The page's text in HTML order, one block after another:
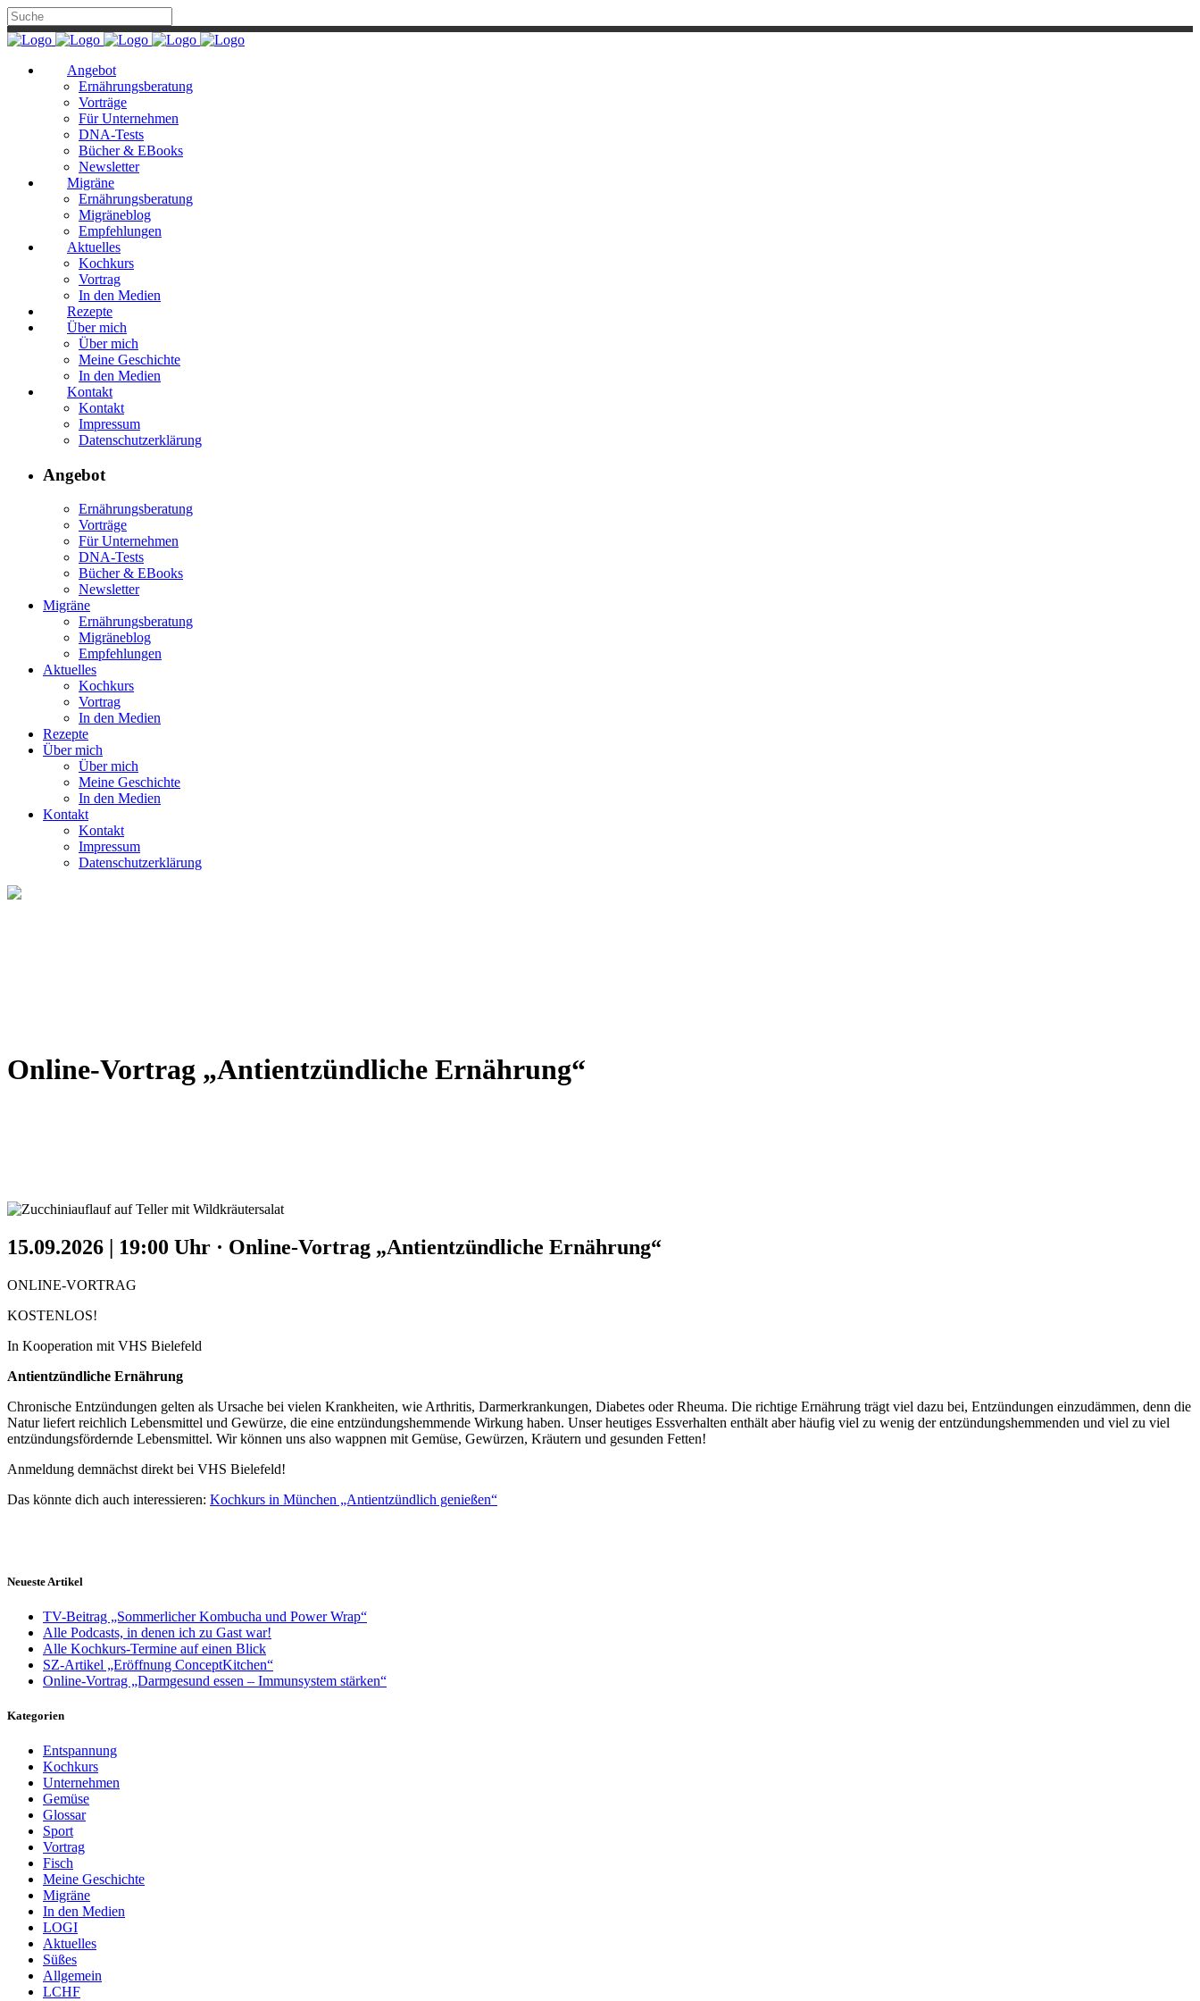
Angebot
Ernährungsberatung
Vorträge
Für Unternehmen
DNA-Tests
Bücher & EBooks
Newsletter
Migräne
Ernährungsberatung
Migräneblog
Empfehlungen
Aktuelles
Kochkurs
Vortrag
In den Medien
Rezepte
Über mich
Über mich
Meine Geschichte
In den Medien
Kontakt
Kontakt
Impressum
Datenschutzerklärung
Angebot
Ernährungsberatung
Vorträge
Für Unternehmen
DNA-Tests
Bücher & EBooks
Newsletter
Migräne
Ernährungsberatung
Migräneblog
Empfehlungen
Aktuelles
Kochkurs
Vortrag
In den Medien
Rezepte
Über mich
Über mich
Meine Geschichte
In den Medien
Kontakt
Kontakt
Impressum
Datenschutzerklärung
Online-Vortrag „Antientzündliche Ernährung“
15.09.2026 | 19:00 Uhr · Online-Vortrag „Antientzündliche Ernährung“
ONLINE-VORTRAG
KOSTENLOS!
In Kooperation mit VHS Bielefeld
Antientzündliche Ernährung
Chronische Entzündungen gelten als Ursache bei vielen Krankheiten, wie Arthritis, Darmerkrankungen, Diabetes oder Rheuma. Die richtige Ernährung trägt viel dazu bei, Entzündungen einzudämmen, denn die
Natur liefert reichlich Lebensmittel und Gewürze, die eine entzündungshemmende Wirkung haben. Unser heutiges Essverhalten enthält aber häufig viel zu wenig der entzündungshemmenden und viel zu viel
entzündungsfördernde Lebensmittel. Wir können uns also wappnen mit Gemüse, Gewürzen, Kräutern und gesunden Fetten!
Anmeldung demnächst direkt bei VHS Bielefeld!
Das könnte dich auch interessieren: Kochkurs in München „Antientzündlich genießen“
Neueste Artikel
TV-Beitrag „Sommerlicher Kombucha und Power Wrap“
Alle Podcasts, in denen ich zu Gast war!
Alle Kochkurs-Termine auf einen Blick
SZ-Artikel „Eröffnung ConceptKitchen“
Online-Vortrag „Darmgesund essen – Immunsystem stärken“
Kategorien
Entspannung
Kochkurs
Unternehmen
Gemüse
Glossar
Sport
Vortrag
Fisch
Meine Geschichte
Migräne
In den Medien
LOGI
Aktuelles
Süßes
Allgemein
LCHF